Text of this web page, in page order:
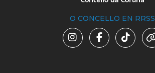
O CONCELLO EN RRSS